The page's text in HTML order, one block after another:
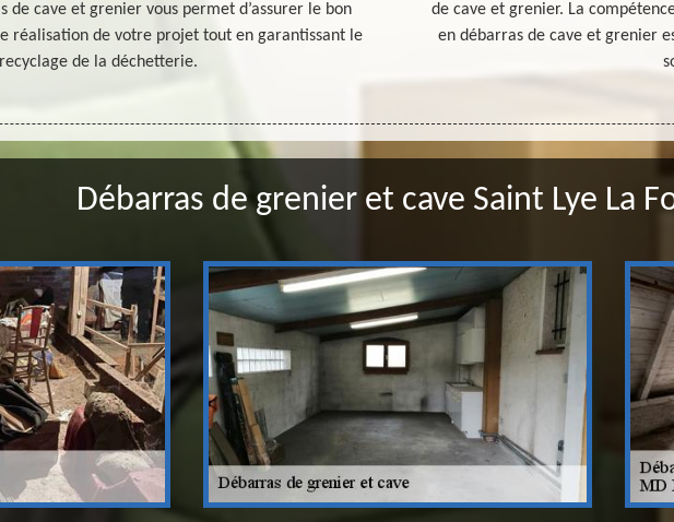
de cave et grenier vous permet d’assurer le bon
réalisation de votre projet tout en garantissant le
recyclage de la déchetterie.
de cave et grenier. La
en débarras de cave et grenier
Débarras de grenier et cave Saint Lye La